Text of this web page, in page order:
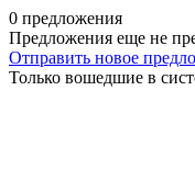
0 предложения
Предложения еще не
Отправить новое
Только вошедшие в